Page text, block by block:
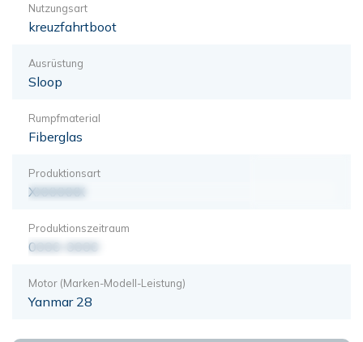
Nutzungsart
kreuzfahrtboot
Ausrüstung
Sloop
Rumpfmaterial
Fiberglas
Produktionsart
XXXXXXX
Produktionszeitraum
0000-0000
Motor (Marken-Modell-Leistung)
Yanmar 28